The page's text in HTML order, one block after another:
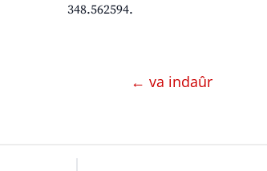
348.562594.
← va indaûr